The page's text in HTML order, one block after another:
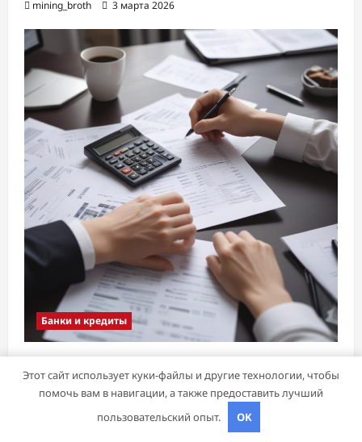
mining_broth 3 марта 2026
Банки и кредиты
процентные ставки и требования к
Этот сайт использует куки-файлы и другие технологии, чтобы
помочь вам в навигации, а также предоставить лучший
пользовательский опыт.
OK